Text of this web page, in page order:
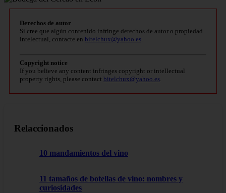
Derechos de autor
Si cree que algún contenido infringe derechos de autor o propiedad
intelectual, contacte en bitelchux@yahoo.es
Copyright notice
If you believe any content infringes copyright or intellectual
property rights, please contact bitelchux@yahoo.es
Relaccionados
10 mandamientos del vino
11 tamaños de botellas de vino: nombres y
curiosidades